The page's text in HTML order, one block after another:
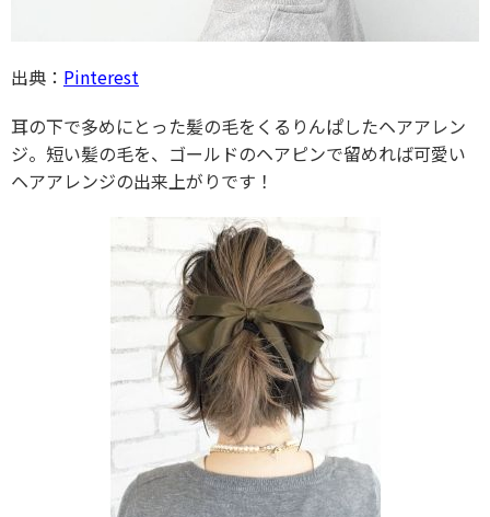
出典： Pinterest
耳の下で多めにとった髪の毛をくるりんぱしたヘアアレン
ジ。短い髪の毛を、ゴールドのヘアピンで留めれば可愛い
ヘアアレンジの出来上がりです！